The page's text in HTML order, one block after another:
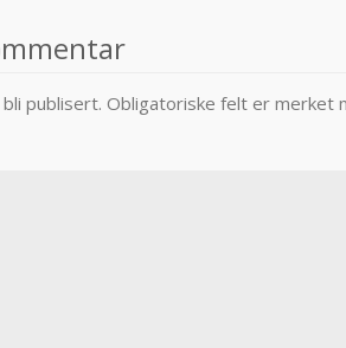
publisert. Obligatoriske felt er merket